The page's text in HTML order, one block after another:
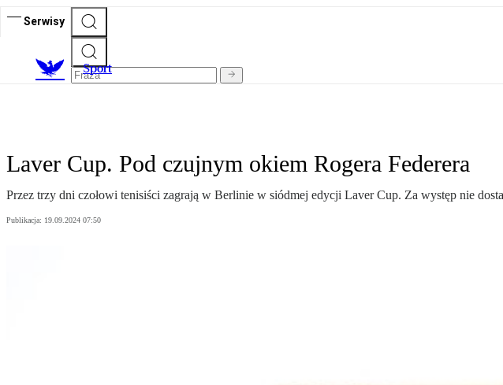
Serwisy
Sport
Laver Cup. Pod czujnym okiem Rogera Federera
Przez trzy dni czołowi tenisiści zagrają w Berlinie w siódmej edycji Laver Cup. Za występ nie
Publikacja: 19.09.2024 07:50